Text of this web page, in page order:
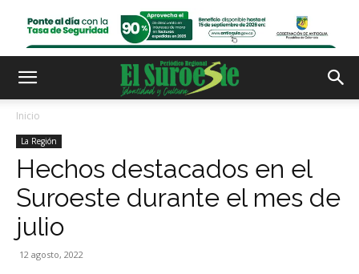
Inicio
La Región
Hechos destacados en el
Suroeste durante el mes de
julio
12 agosto, 2022